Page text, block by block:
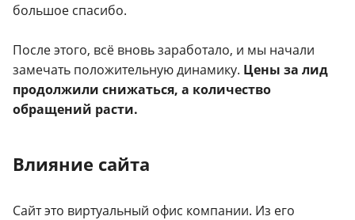
большое спасибо.
После этого, всё вновь заработало, и мы начали
замечать положительную динамику. Цены за лид
продолжили снижаться, а количество
обращений расти.
Влияние сайта
Сайт это виртуальный офис компании. Из его